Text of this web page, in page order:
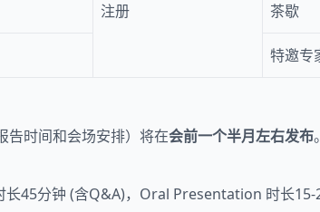
注册 茶歇
特邀专
告时间和会场安排）将在会前一个半月左右发布
45分钟 (含Q&A)，Oral Presentation 时长15-